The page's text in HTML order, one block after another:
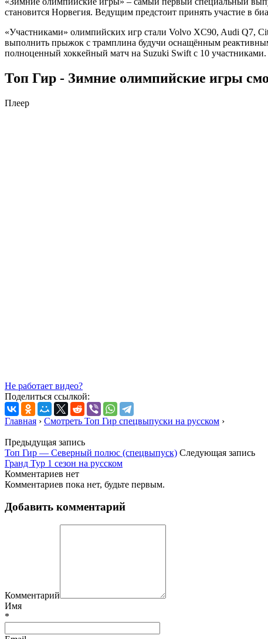
становится Норвегия. Ведущим предстоит принять участие в
«Участниками» олимпийских игр стали Volvo XC90, Audi Q7,
выполнить прыжок с трамплина будучи оснащённым
полноценный хоккейный матч на Suzuki Swift с 10 участниками.
Топ Гир - Зимние олимпийские игры
Плеер
Не работает видео?
Поделиться ссылкой:
Главная › Смотреть Топ Гир спецвыпуски на русском ›
Предыдущая запись
Топ Гир — Северный полюс (спецвыпуск) Следующая запись
Гранд Тур 1 сезон на русском
Комментариев нет
Комментариев пока нет, будьте первым.
Добавить комментарий
Комментарий
Имя
*